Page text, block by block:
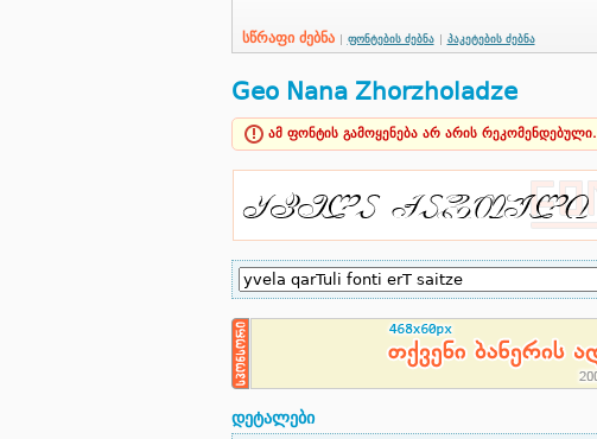
სწრაფი ძებნა ფონტების ძებნა პაკეტების ძებნა
Geo Nana Zhorzholadze
ამ ფონტის გამოყენება არ არის რეკომენდებული.
დეტალები